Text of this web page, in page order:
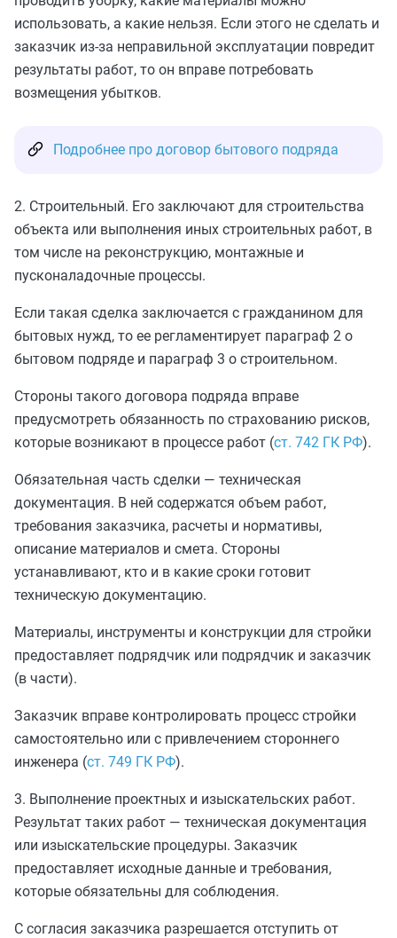
использовать, а какие нельзя. Если этого не сделать и
заказчик из-за неправильной эксплуатации повредит
результаты работ, то он вправе потребовать
возмещения убытков.
Подробнее про договор бытового подряда
2. Строительный. Его заключают для строительства
объекта или выполнения иных строительных работ, в
том числе на реконструкцию, монтажные и
пусконаладочные процессы.
Если такая сделка заключается с гражданином для
бытовых нужд, то ее регламентирует параграф 2 о
бытовом подряде и параграф 3 о строительном.
Стороны такого договора подряда вправе
предусмотреть обязанность по страхованию рисков,
которые возникают в процессе работ (ст. 742 ГК РФ).
Обязательная часть сделки — техническая
документация. В ней содержатся объем работ,
требования заказчика, расчеты и нормативы,
описание материалов и смета. Стороны
устанавливают, кто и в какие сроки готовит
техническую документацию.
Материалы, инструменты и конструкции для стройки
предоставляет подрядчик или подрядчик и заказчик
(в части).
Заказчик вправе контролировать процесс стройки
самостоятельно или с привлечением стороннего
инженера (ст. 749 ГК РФ).
3. Выполнение проектных и изыскательских работ.
Результат таких работ — техническая документация
или изыскательские процедуры. Заказчик
предоставляет исходные данные и требования,
которые обязательны для соблюдения.
С согласия заказчика разрешается отступить от